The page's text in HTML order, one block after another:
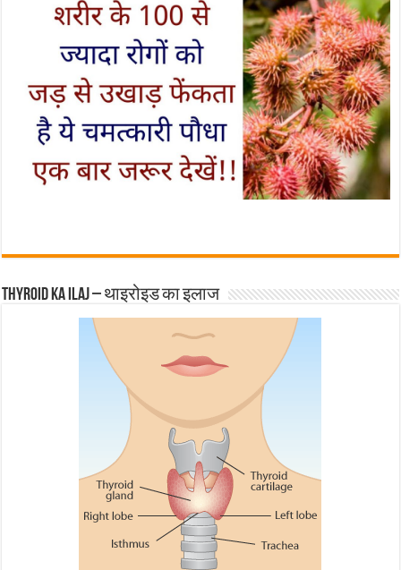
Thyroid ka ilaj – थाइरोइड का इलाज